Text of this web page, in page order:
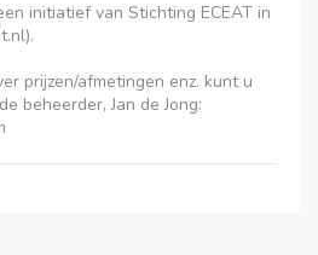
initiatief van Stichting ECEAT in
prijzen/afmetingen enz. kunt u
beheerder, Jan de Jong: